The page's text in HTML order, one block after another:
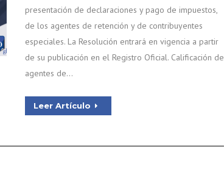
presentación de declaraciones y pago de impuestos,
de los agentes de retención y de contribuyentes
especiales. La Resolución entrará en vigencia a partir
de su publicación en el Registro Oficial. Calificación de
agentes de…
Leer Artículo